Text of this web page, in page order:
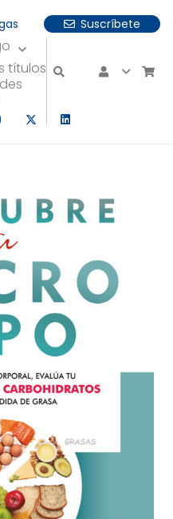
Suscríbete
títulos
puedes utilizar las